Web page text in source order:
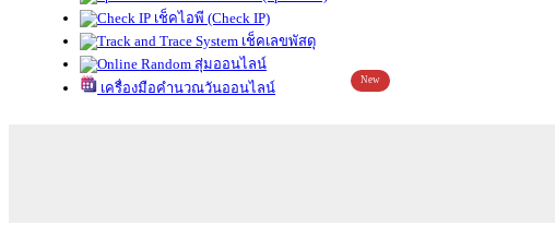
เช็คไอพี (Check IP)
เช็คเลขพัสดุ
สุ่มออนไลน์
เครื่องมือคำนวณวันออนไลน์
New